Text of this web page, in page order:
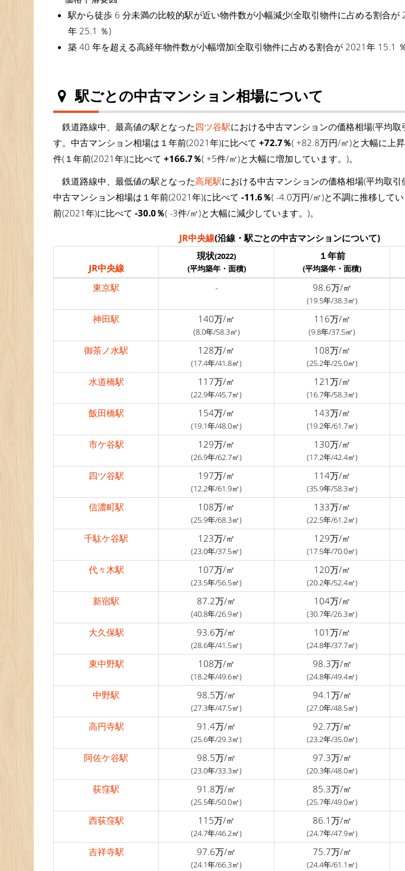
駅から徒歩 6 分未満の比較的駅が近い物件数が小幅減少(全取引物件に占める割合
年 25.1 ％)
築 40 年を超える高経年物件数が小幅増加(全取引物件に占める割合が 2021年 15.1
駅ごとの中古マンション相場について
鉄道路線中、最高値の駅となった四ツ谷駅における中古マンションの価格相場(平均取
す。中古マンション相場は１年前(2021年)に比べて +72.7％( +82.8万円/㎡)と大幅に上
件(１年前(2021年)に比べて +166.7％( +5件/㎡)と大幅に増加しています。)。
鉄道路線中、最低値の駅となった高尾駅における中古マンションの価格相場(平均取引
中古マンション相場は１年前(2021年)に比べて -11.6％( -4.0万円/㎡)と不調に推移して
前(2021年)に比べて -30.0％( -3件/㎡)と大幅に減少しています。)。
JR中央線(沿線・駅ごとの中古マンションについて)
JR中央線
現状(2022)
(平均築年・面積)
１年前
(平均築年・面積)
東京駅 - 98.6万/㎡
(19.5年/38.3㎡)
神田駅 140万/㎡
(8.0年/58.3㎡)
116万/㎡
(9.8年/37.5㎡)
御茶ノ水駅 128万/㎡
(17.4年/41.8㎡)
108万/㎡
(25.2年/25.0㎡)
水道橋駅 117万/㎡
(22.9年/45.7㎡)
121万/㎡
(16.7年/58.3㎡)
飯田橋駅 154万/㎡
(19.1年/48.0㎡)
143万/㎡
(19.2年/61.7㎡)
市ケ谷駅 129万/㎡
(26.9年/62.7㎡)
130万/㎡
(17.2年/42.4㎡)
四ツ谷駅 197万/㎡
(12.2年/61.9㎡)
114万/㎡
(35.9年/58.3㎡)
信濃町駅 108万/㎡
(25.9年/68.3㎡)
133万/㎡
(22.5年/61.2㎡)
千駄ケ谷駅 123万/㎡
(23.0年/37.5㎡)
129万/㎡
(17.5年/70.0㎡)
代々木駅 107万/㎡
(23.5年/56.5㎡)
120万/㎡
(20.2年/52.4㎡)
新宿駅 87.2万/㎡
(40.8年/26.9㎡)
104万/㎡
(30.7年/26.3㎡)
大久保駅 93.6万/㎡
(28.6年/41.5㎡)
101万/㎡
(24.8年/37.7㎡)
東中野駅 108万/㎡
(18.2年/49.6㎡)
98.3万/㎡
(24.8年/49.4㎡)
中野駅 98.5万/㎡
(27.3年/47.5㎡)
94.1万/㎡
(27.0年/48.5㎡)
高円寺駅 91.4万/㎡
(25.6年/29.3㎡)
92.7万/㎡
(23.2年/35.0㎡)
阿佐ケ谷駅 98.5万/㎡
(23.0年/33.3㎡)
97.3万/㎡
(20.3年/48.0㎡)
荻窪駅 91.8万/㎡
(25.5年/50.0㎡)
85.3万/㎡
(25.7年/49.0㎡)
西荻窪駅 115万/㎡
(24.7年/46.2㎡)
86.1万/㎡
(24.7年/47.9㎡)
吉祥寺駅 97.6万/㎡
(24.1年/66.3㎡)
75.7万/㎡
(24.4年/61.1㎡)